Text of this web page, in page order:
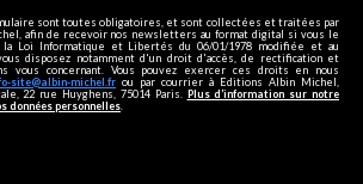
sont toutes obligatoires, et sont collectées et traitées par
afin de recevoir nos newsletters au format digital si vous le
la Loi Informatique et Libertés du 06/01/1978 modifiée et au
disposez notamment d'un droit d'accès, de rectification et
vous concernant. Vous pouvez exercer ces droits en nous
site@albin-michel.fr ou par courrier à Editions Albin Michel,
22 rue Huyghens, 75014 Paris. Plus d’information sur notre
données personnelles